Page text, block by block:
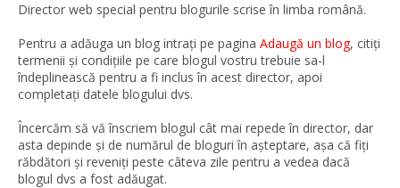
Director web special pentru blogurile scrise în limba română.
Pentru a adăuga un blog intrați pe pagina Adaugă un blog, citiți
termenii și condițiile pe care blogul vostru trebuie sa-l
îndeplinească pentru a fi inclus în acest director, apoi
completați datele blogului dvs.
Încercăm să vă înscriem blogul cât mai repede în director, dar
asta depinde și de numărul de bloguri în așteptare, așa că fiți
răbdători și reveniți peste câteva zile pentru a vedea dacă
blogul dvs a fost adăugat.